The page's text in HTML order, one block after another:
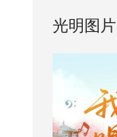
光明图片